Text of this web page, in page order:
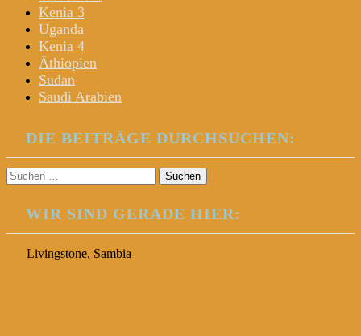
Kenia 3
Uganda
Kenia 4
Äthiopien
Sudan
Saudi Arabien
DIE BEITRÄGE DURCHSUCHEN:
Suchen
nach:
WIR SIND GERADE HIER:
Livingstone, Sambia